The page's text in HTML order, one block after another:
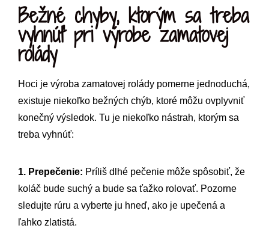
Bežné chyby, ktorým sa treba
vyhnúť pri výrobe zamatovej
rolády
Hoci je výroba zamatovej rolády pomerne jednoduchá,
existuje niekoľko bežných chýb, ktoré môžu ovplyvniť
konečný výsledok. Tu je niekoľko nástrah, ktorým sa
treba vyhnúť:
1. Prepečenie: Príliš dlhé pečenie môže spôsobiť, že
koláč bude suchý a bude sa ťažko rolovať. Pozorne
sledujte rúru a vyberte ju hneď, ako je upečená a
ľahko zlatistá.